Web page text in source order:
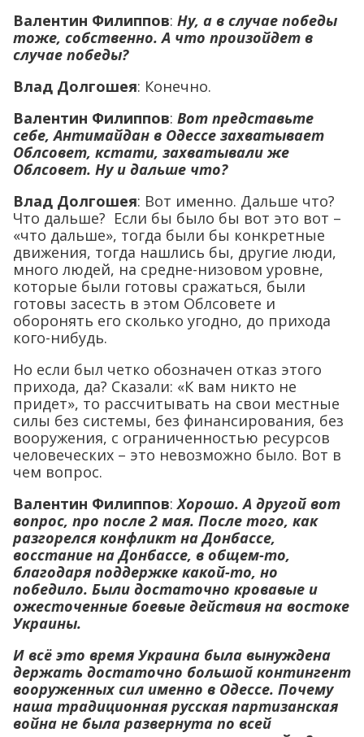
Валентин Филиппов: Ну, а в случае победы
тоже, собственно. А что произойдет в
случае победы?
Влад Долгошея: Конечно.
Валентин Филиппов: Вот представьте
себе, Антимайдан в Одессе захватывает
Облсовет, кстати, захватывали же
Облсовет. Ну и дальше что?
Влад Долгошея: Вот именно. Дальше что?
Что дальше? Если бы было бы вот это вот –
«что дальше», тогда были бы конкретные
движения, тогда нашлись бы, другие люди,
много людей, на средне-низовом уровне,
которые были готовы сражаться, были
готовы засесть в этом Облсовете и
оборонять его сколько угодно, до прихода
кого-нибудь.
Но если был четко обозначен отказ этого
прихода, да? Сказали: «К вам никто не
придет», то рассчитывать на свои местные
силы без системы, без финансирования, без
вооружения, с ограниченностью ресурсов
человеческих – это невозможно было. Вот в
чем вопрос.
Валентин Филиппов: Хорошо. А другой вот
вопрос, про после 2 мая. После того, как
разгорелся конфликт на Донбассе,
восстание на Донбассе, в общем-то,
благодаря поддержке какой-то, но
победило. Были достаточно кровавые и
ожесточенные боевые действия на востоке
Украины.
И всё это время Украина была вынуждена
держать достаточно большой контингент
вооруженных сил именно в Одессе. Почему
наша традиционная русская партизанская
война не была развернута по всей